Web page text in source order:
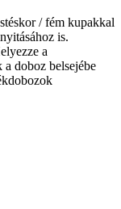
/ fém kupakkal
is.
a
doboz belsejébe